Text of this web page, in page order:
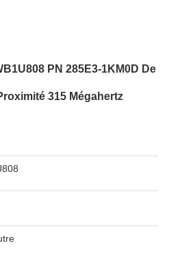
PN 285E3-1KM0D De
315 Mégahertz